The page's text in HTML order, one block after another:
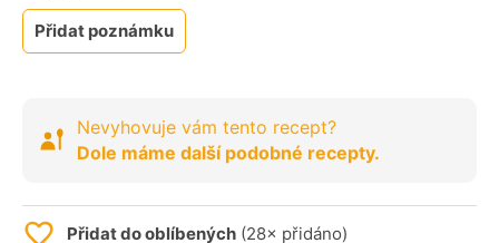
Přidat poznámku
Nevyhovuje vám tento recept?
Dole máme další podobné recepty.
Přidat do oblíbených (28× přidáno)